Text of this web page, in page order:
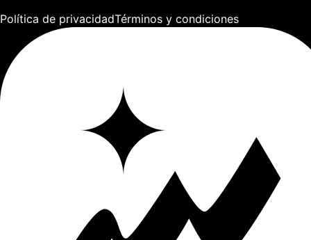
Política de privacidadTérminos y condiciones